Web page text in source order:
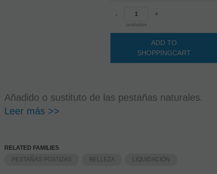
-
unidades
+
ADD TO
SHOPPINGCART
Añadido o sustituto de las pestañas naturales.
Leer más >>
RELATED FAMILIES
PESTAÑAS POSTIZAS
BELLEZA LIQUIDACIÓN